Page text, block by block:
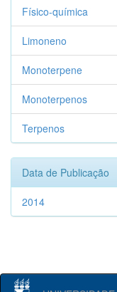
Físico-química
Limoneno
Monoterpene
Monoterpenos
Terpenos
Data de Publicação
2014